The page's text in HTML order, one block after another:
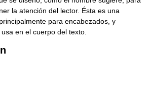
la atención del lector. Ésta es una
para encabezados, y
en el cuerpo del texto.